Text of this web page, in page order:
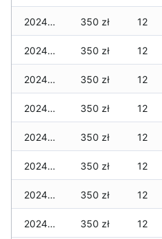
2024-12-07 350 zł 12
2024-12-06 350 zł 12
2024-12-05 350 zł 12
2024-12-04 350 zł 12
2024-12-03 350 zł 12
2024-12-02 350 zł 12
2024-12-01 350 zł 12
2024-11-30 350 zł 12